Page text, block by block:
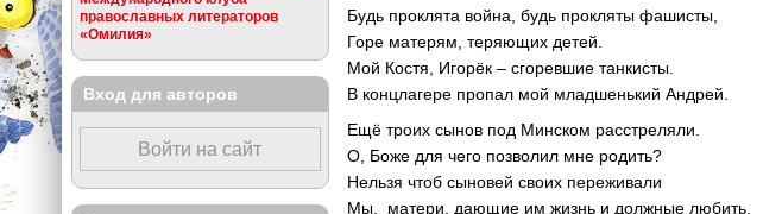
Будь проклята война, будь прокляты фашисты,
Горе матерям, теряющих детей.
Мой Костя, Игорёк – сгоревшие танкисты.
В концлагере пропал мой младшенький Андрей.
Ещё троих сынов под Минском расстреляли.
О, Боже для чего позволил мне родить?
Нельзя чтоб сыновей своих переживали
Мы, матери, дающие им жизнь и должные любить.
православных литераторов
«Омилия»
Вход для авторов
Войти на сайт